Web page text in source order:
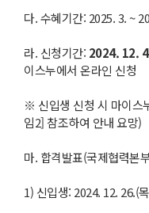
다. 수혜기간: 2025. 3. ~
라. 신청기간: 2024. 12.
이스누에서 온라인 신청
※ 신입생 신청 시 마이스
임2] 참조하여 안내 요망)
마. 합격발표(국제협력본
1) 신입생: 2024. 12. 26.(